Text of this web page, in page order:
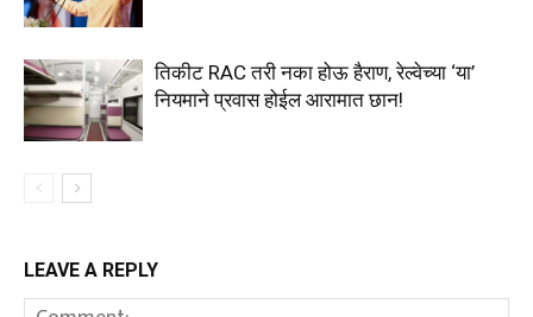
तिकीट RAC तरी नका होऊ हैराण, रेल्वेच्या ‘या’
नियमाने प्रवास होईल आरामात छान!
LEAVE A REPLY